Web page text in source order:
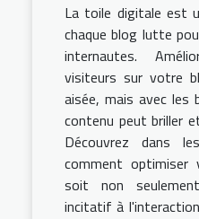
La toile digitale est
chaque blog lutte
internautes.
visiteurs sur votre
aisée, mais avec les
contenu peut briller
Découvrez dans
comment optimiser
soit non
incitatif à